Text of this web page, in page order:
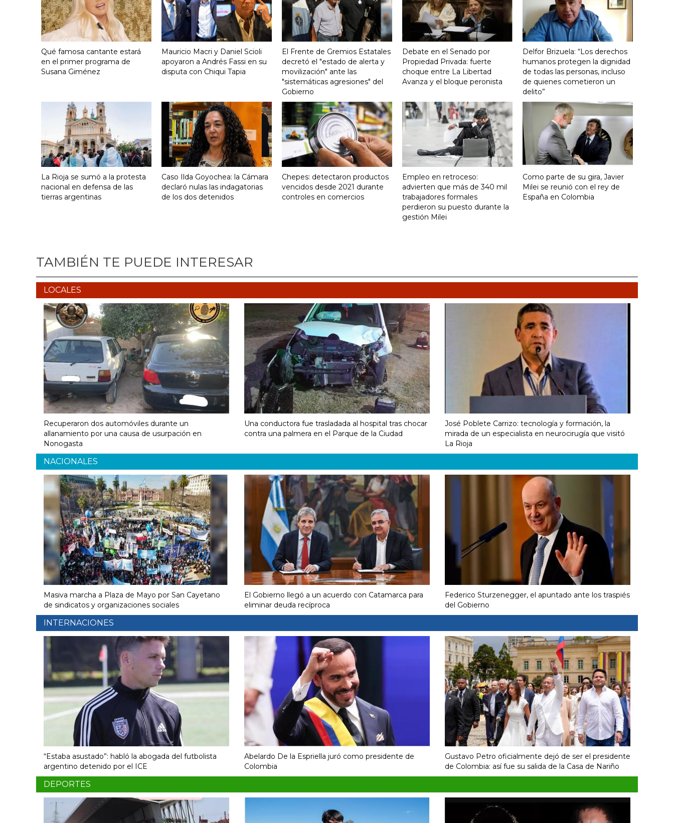
Qué famosa cantante estará
en el primer programa de
Susana Giménez
Mauricio Macri y Daniel Scioli
apoyaron a Andrés Fassi en su
disputa con Chiqui Tapia
El Frente de Gremios Estatales
decretó el "estado de alerta y
movilización" ante las
"sistemáticas agresiones" del
Gobierno
Debate en el Senado por
Propiedad Privada: fuerte
choque entre La Libertad
Avanza y el bloque peronista
Delfor Brizuela: “Los derechos
humanos protegen la dignidad
de todas las personas, incluso
de quienes cometieron un
delito”
La Rioja se sumó a la protesta
nacional en defensa de las
tierras argentinas
Caso Ilda Goyochea: la Cámara
declaró nulas las indagatorias
de los dos detenidos
Chepes: detectaron productos
vencidos desde 2021 durante
controles en comercios
Empleo en retroceso:
advierten que más de 340 mil
trabajadores formales
perdieron su puesto durante la
gestión Milei
Como parte de su gira, Javier
Milei se reunió con el rey de
España en Colombia
TAMBIÉN TE PUEDE INTERESAR
LOCALES
Recuperaron dos automóviles durante un
allanamiento por una causa de usurpación en
Nonogasta
Una conductora fue trasladada al hospital tras chocar
contra una palmera en el Parque de la Ciudad
José Poblete Carrizo: tecnología y formación, la
mirada de un especialista en neurocirugía que visitó
La Rioja
NACIONALES
Masiva marcha a Plaza de Mayo por San Cayetano
de sindicatos y organizaciones sociales
El Gobierno llegó a un acuerdo con Catamarca para
eliminar deuda recíproca
Federico Sturzenegger, el apuntado ante los traspiés
del Gobierno
INTERNACIONES
“Estaba asustado”: habló la abogada del futbolista
argentino detenido por el ICE
Abelardo De la Espriella juró como presidente de
Colombia
Gustavo Petro oficialmente dejó de ser el presidente
de Colombia: así fue su salida de la Casa de Nariño
DEPORTES